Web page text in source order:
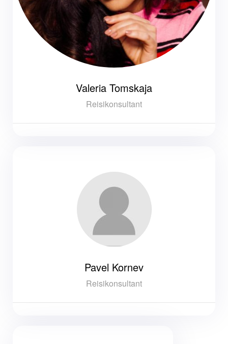
Valeria Tomskaja
Reisikonsultant
Pavel Kornev
Reisikonsultant